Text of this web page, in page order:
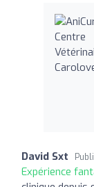
David Sxt
Expérience